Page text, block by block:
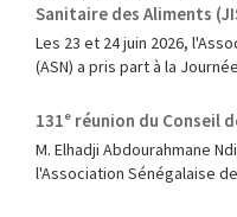
Sanitaire des Aliments
‎Les 23 et 24 juin 2026,
(ASN) a pris part à la
131ᵉ réunion du Conseil
M. Elhadji Abdourahmane
l'Association Sénégalaise